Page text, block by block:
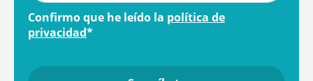
Confirmo que he leído la política de
privacidad*